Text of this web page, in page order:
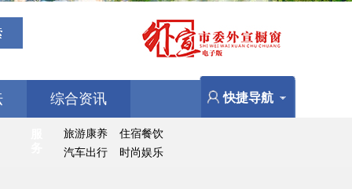
综合资讯 快捷导航
旅游康养
住宿餐饮
汽车出行
时尚娱乐